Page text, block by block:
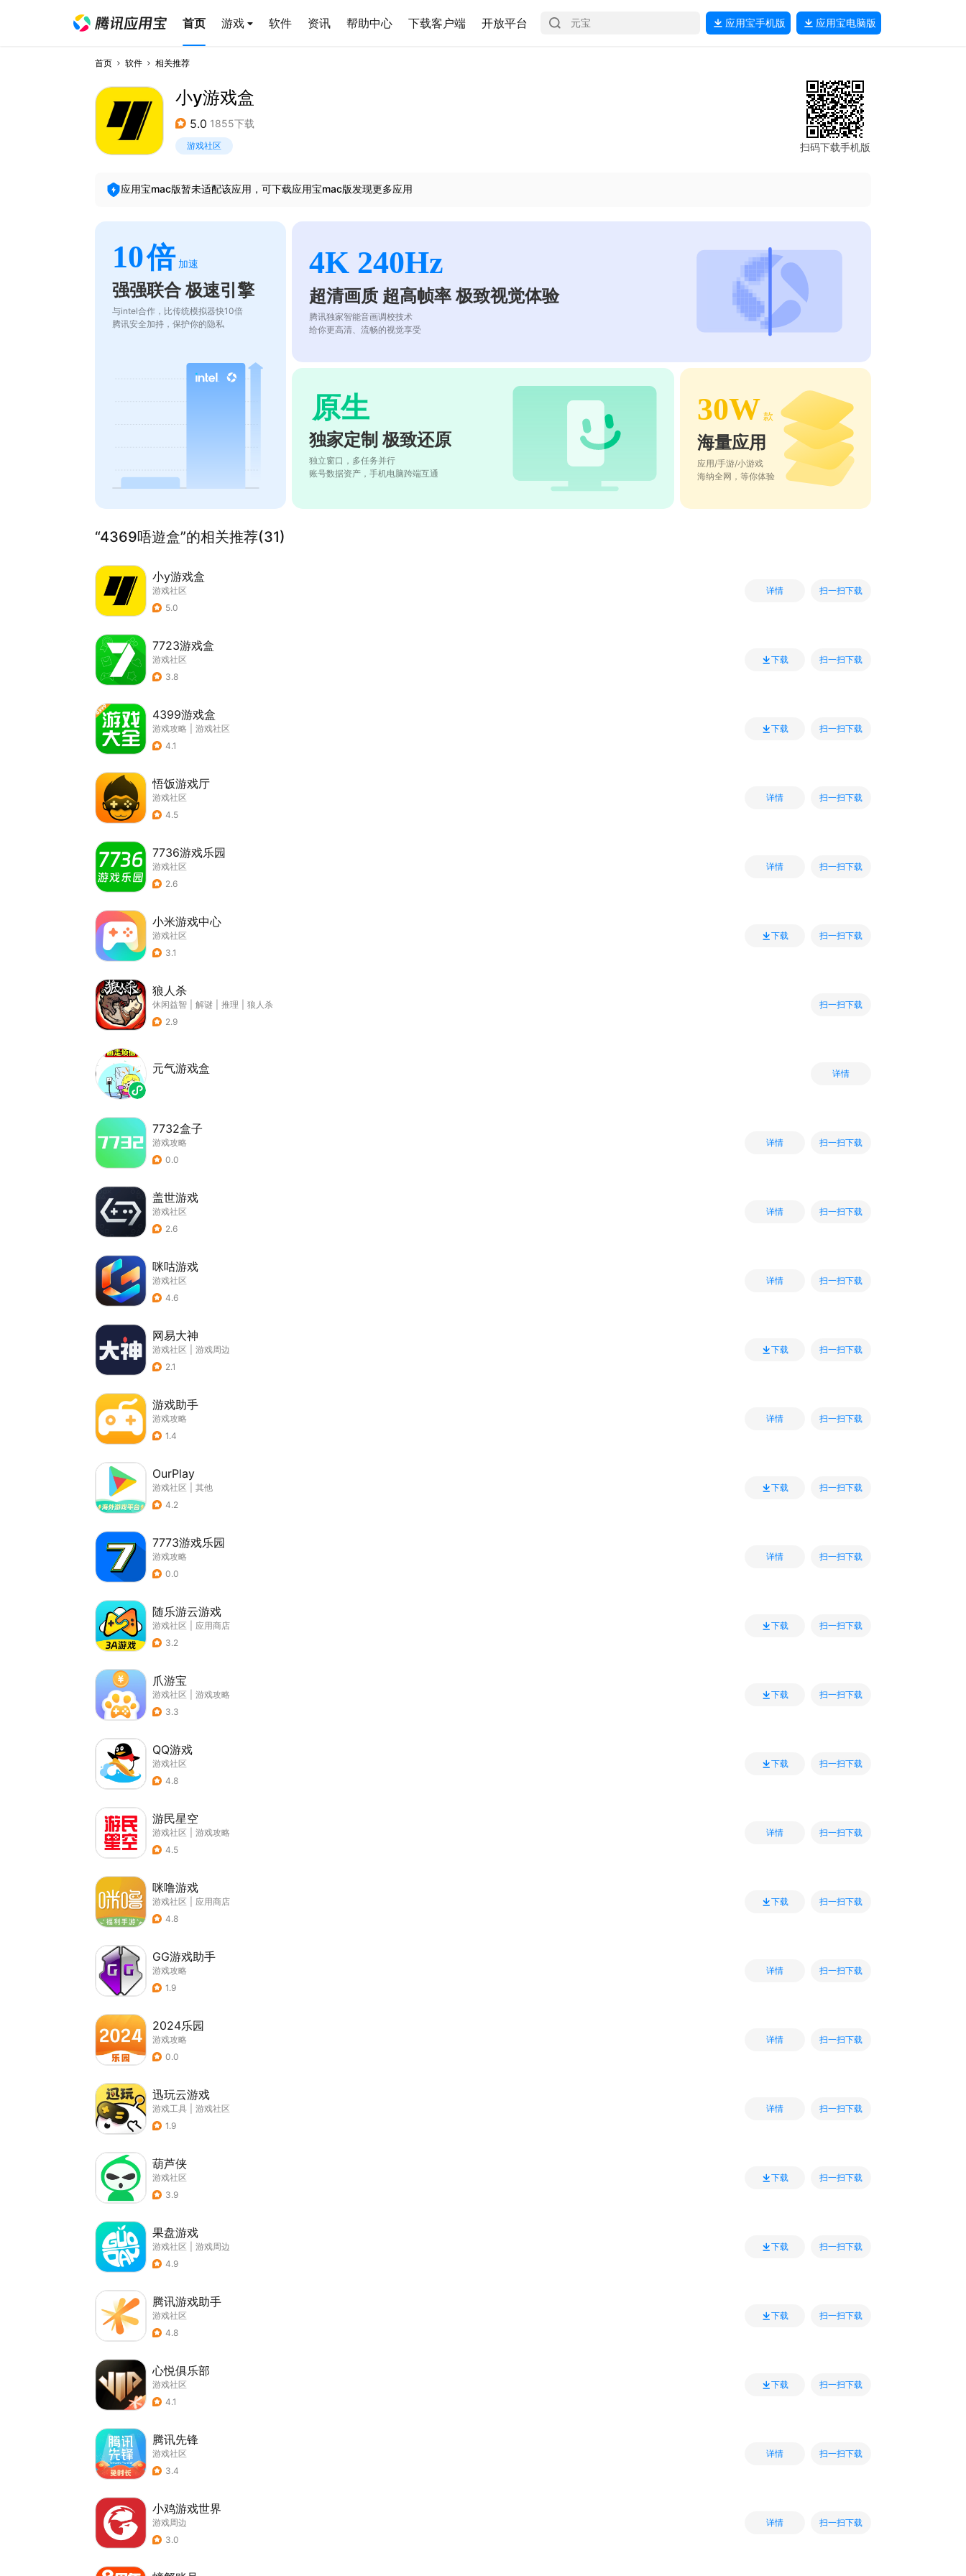
首页 游戏 软件 资讯 帮助中心 下载客户端 开放平台 应用宝手机版 应用宝电脑版
首页 软件 相关推荐
小y游戏盒
5.0 1855下载
游戏社区 扫码下载手机版
应用宝mac版暂未适配该应用，可下载应用宝mac版发现更多应用
10倍 加速
强强联合 极速引擎
与intel合作，比传统模拟器快10倍
腾讯安全加持，保护你的隐私
4K 240Hz
超清画质 超高帧率 极致视觉体验
腾讯独家智能音画调校技术
给你更高清、流畅的视觉享受
原生
独家定制 极致还原
独立窗口，多任务并行
账号数据资产，手机电脑跨端互通
30W 款
海量应用
应用/手游/小游戏
海纳全网，等你体验
“4369唔遊盒”的相关推荐(31)
小y游戏盒
游戏社区
5.0
详情 扫一扫下载
7723游戏盒
游戏社区
3.8
下载 扫一扫下载
4399游戏盒
游戏攻略
游戏社区
4.1
下载 扫一扫下载
悟饭游戏厅
游戏社区
4.5
详情 扫一扫下载
7736游戏乐园
游戏社区
2.6
详情 扫一扫下载
小米游戏中心
游戏社区
3.1
下载 扫一扫下载
狼人杀
休闲益智 解谜 推理
狼人杀
2.9
扫一扫下载
元气游戏盒 详情
7732盒子
游戏攻略
0.0
详情 扫一扫下载
盖世游戏
游戏社区
2.6
详情 扫一扫下载
咪咕游戏
游戏社区
4.6
详情 扫一扫下载
网易大神
游戏社区
游戏周边
2.1
下载 扫一扫下载
游戏助手
游戏攻略
1.4
详情 扫一扫下载
OurPlay
游戏社区
其他
4.2
下载 扫一扫下载
7773游戏乐园
游戏攻略
0.0
详情 扫一扫下载
随乐游云游戏
游戏社区
应用商店
3.2
下载 扫一扫下载
爪游宝
游戏社区
游戏攻略
3.3
下载 扫一扫下载
QQ游戏
游戏社区
4.8
下载 扫一扫下载
游民星空
游戏社区
游戏攻略
4.5
详情 扫一扫下载
咪噜游戏
游戏社区
应用商店
4.8
下载 扫一扫下载
GG游戏助手
游戏攻略
1.9
详情 扫一扫下载
2024乐园
游戏攻略
0.0
详情 扫一扫下载
迅玩云游戏
游戏工具
游戏社区
1.9
详情 扫一扫下载
葫芦侠
游戏社区
3.9
下载 扫一扫下载
果盘游戏
游戏社区
游戏周边
4.9
下载 扫一扫下载
腾讯游戏助手
游戏社区
4.8
下载 扫一扫下载
心悦俱乐部
游戏社区
4.1
下载 扫一扫下载
腾讯先锋
游戏社区
3.4
详情 扫一扫下载
小鸡游戏世界
游戏周边
3.0
详情 扫一扫下载